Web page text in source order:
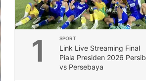
1 SPORT
Link Live Streaming Final
Piala Presiden 2026 Persib
vs Persebaya